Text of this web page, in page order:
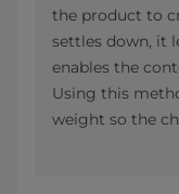
the product to
settles down, it
enables the
Using this
weight so the